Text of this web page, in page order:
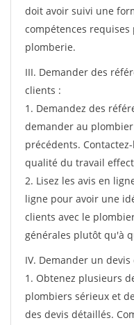
doit avoir suivi une
compétences
plomberie.
III. Demander des
clients :
1. Demandez des
demander au
précédents.
qualité du travail
2. Lisez les avis en
ligne pour avoir une
clients avec le
générales plutôt qu'à
IV. Demander un
1. Obtenez plusieurs
plombiers sérieux et
des devis détaillés.